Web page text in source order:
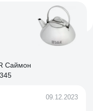
долго остается
Саймон
09.12.2023